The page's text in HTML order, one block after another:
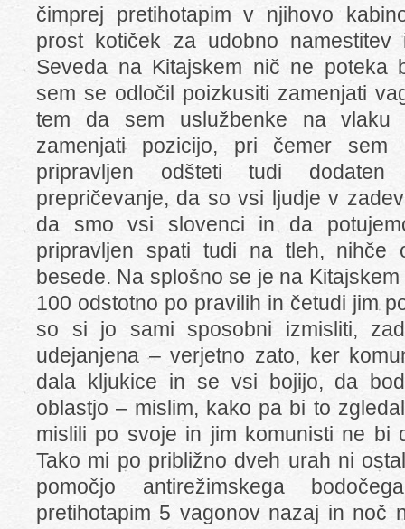
čimprej pretihotapim v njihovo
prost kotiček za udobno namestitev
Seveda na Kitajskem nič ne poteka
sem se odločil poizkusiti zamenjati
tem da sem uslužbenke na vlaku
zamenjati pozicijo, pri čemer
pripravljen odšteti tudi
prepričevanje, da so vsi ljudje v
da smo vsi slovenci in da
pripravljen spati tudi na tleh, nihče
besede. Na splošno se je na
100 odstotno po pravilih in četudi jim
so si jo sami sposobni izmisliti,
udejanjena – verjetno zato, ker
dala kljukice in se vsi bojijo, da
oblastjo – mislim, kako pa bi to
mislili po svoje in jim komunisti ne bi
Tako mi po približno dveh urah ni
pomočjo antirežimskega
pretihotapim 5 vagonov nazaj in noč